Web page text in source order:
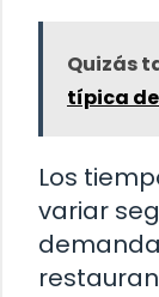
Quizás
típica
Los
variar